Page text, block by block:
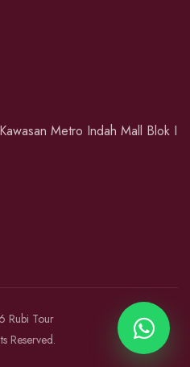
Metro Indah Mall Blok I
Rubi Tour
Reserved.